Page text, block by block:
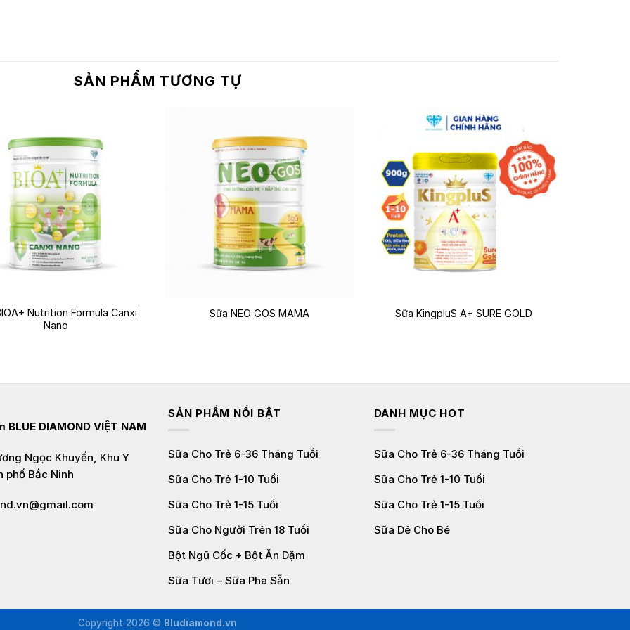
SẢN PHẨM TƯƠNG TỰ
Nutrition Formula Canxi
Nano
Sữa NEO GOS MAMA Sữa KingpluS A+ SURE GOLD
BLUE DIAMOND VIỆT NAM
Ngọc Khuyến, Khu Y
phố Bắc Ninh
SẢN PHẨM NỔI BẬT
Sữa Cho Trẻ 6-36 Tháng Tuổi
Sữa Cho Trẻ 1-10 Tuổi
Sữa Cho Trẻ 1-15 Tuổi
Sữa Cho Người Trên 18 Tuổi
Bột Ngũ Cốc + Bột Ăn Dặm
Sữa Tươi – Sữa Pha Sẵn
DANH MỤC HOT
Sữa Cho Trẻ 6-36 Tháng Tuổi
Sữa Cho Trẻ 1-10 Tuổi
Sữa Cho Trẻ 1-15 Tuổi
Sữa Dê Cho Bé
Copyright 2026 © Bludiamond.vn